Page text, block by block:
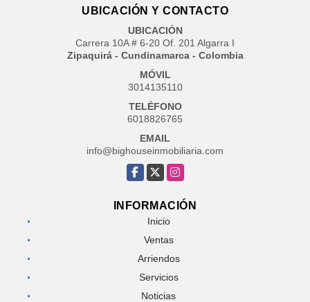
UBICACIÓN Y CONTACTO
UBICACIÓN
Carrera 10A # 6-20 Of. 201 Algarra I
Zipaquirá - Cundinamarca - Colombia
MÓVIL
3014135110
TELÉFONO
6018826765
EMAIL
info@bighouseinmobiliaria.com
Facebook
X Instagram
INFORMACIÓN
Inicio
Ventas
Arriendos
Servicios
Noticias